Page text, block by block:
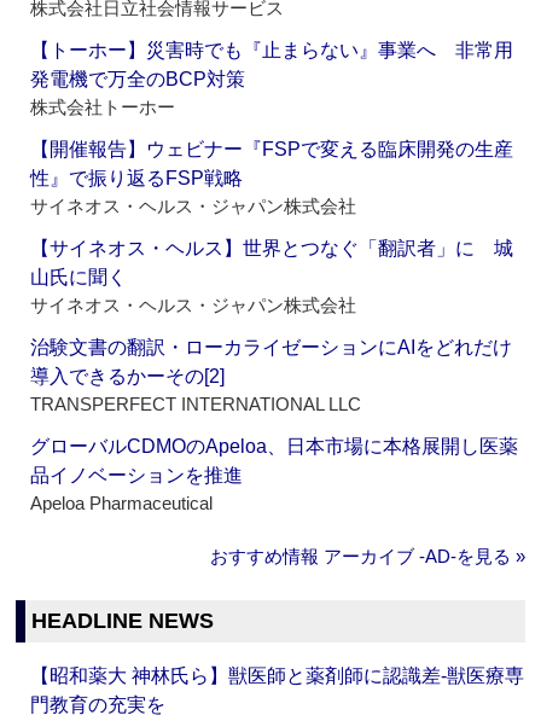
株式会社日立社会情報サービス
【トーホー】災害時でも『止まらない』事業へ 非常用
発電機で万全のBCP対策
株式会社トーホー
【開催報告】ウェビナー『FSPで変える臨床開発の生産
性』で振り返るFSP戦略
サイネオス・ヘルス・ジャパン株式会社
【サイネオス・ヘルス】世界とつなぐ「翻訳者」に 城
山氏に聞く
サイネオス・ヘルス・ジャパン株式会社
治験文書の翻訳・ローカライゼーションにAIをどれだけ
導入できるかーその[2]
TRANSPERFECT INTERNATIONAL LLC
グローバルCDMOのApeloa、日本市場に本格展開し医薬
品イノベーションを推進
Apeloa Pharmaceutical
おすすめ情報 アーカイブ ‐AD‐を見る »
HEADLINE NEWS
【昭和薬大 神林氏ら】獣医師と薬剤師に認識差‐獣医療専
門教育の充実を